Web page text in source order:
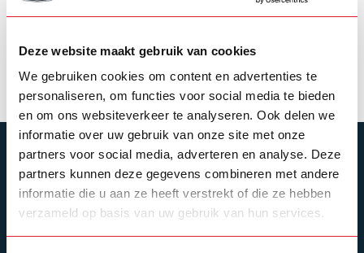
Deze website maakt gebruik van cookies
We gebruiken cookies om content en advertenties te
personaliseren, om functies voor social media te bieden
en om ons websiteverkeer te analyseren. Ook delen we
informatie over uw gebruik van onze site met onze
partners voor social media, adverteren en analyse. Deze
partners kunnen deze gegevens combineren met andere
informatie die u aan ze heeft verstrekt of die ze hebben
verzameld op basis van uw gebruik van hun services.
ABONNIEREN SIE UNSEREN NEWSLETTER
Bleibe auf dem Laufenden mit unseren
Newsletter-Angeboten